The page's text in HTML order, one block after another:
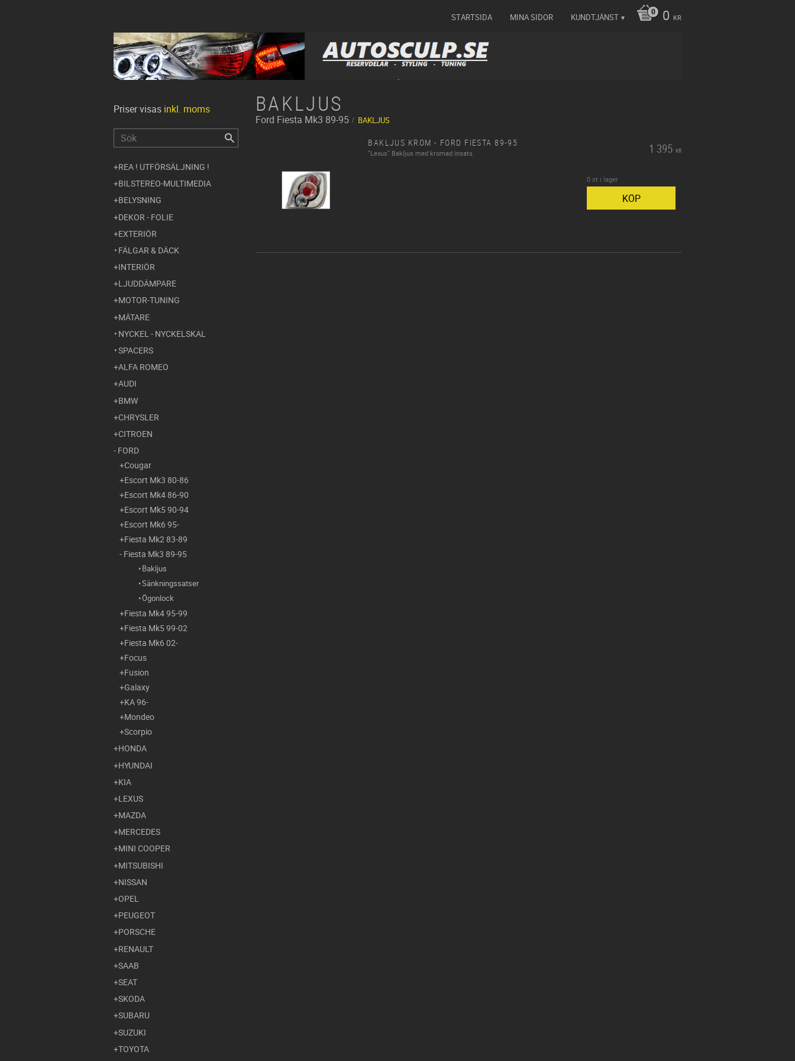
0 KR
STARTSIDA MINA SIDOR KUNDTJÄNST
BAKLJUS
Ford Fiesta Mk3 89-95 BAKLJUS
BAKLJUS KROM - FORD FIESTA 89-95
"Lexus" Bakljus med kromad insats. 1 395 KR
0 st i lager
KÖP
Priser visas inkl. moms
REA ! UTFÖRSÄLJNING !
BILSTEREO-MULTIMEDIA
BELYSNING
DEKOR - FOLIE
EXTERIÖR
FÄLGAR & DÄCK
INTERIÖR
LJUDDÄMPARE
MOTOR-TUNING
MÄTARE
NYCKEL - NYCKELSKAL
SPACERS
ALFA ROMEO
AUDI
BMW
CHRYSLER
CITROEN
FORD
Cougar
Escort Mk3 80-86
Escort Mk4 86-90
Escort Mk5 90-94
Escort Mk6 95-
Fiesta Mk2 83-89
Fiesta Mk3 89-95
Bakljus
Sänkningssatser
Ögonlock
Fiesta Mk4 95-99
Fiesta Mk5 99-02
Fiesta Mk6 02-
Focus
Fusion
Galaxy
KA 96-
Mondeo
Scorpio
HONDA
HYUNDAI
KIA
LEXUS
MAZDA
MERCEDES
MINI COOPER
MITSUBISHI
NISSAN
OPEL
PEUGEOT
PORSCHE
RENAULT
SAAB
SEAT
SKODA
SUBARU
SUZUKI
TOYOTA